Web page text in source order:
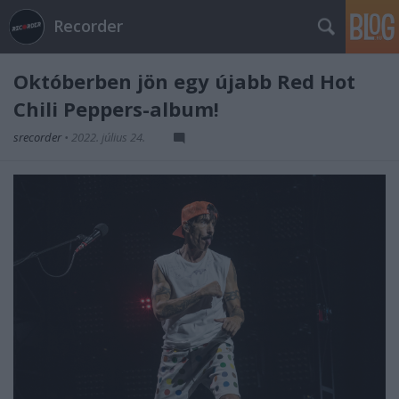
Recorder
Októberben jön egy újabb Red Hot
Chili Peppers-album!
srecorder • 2022. július 24.